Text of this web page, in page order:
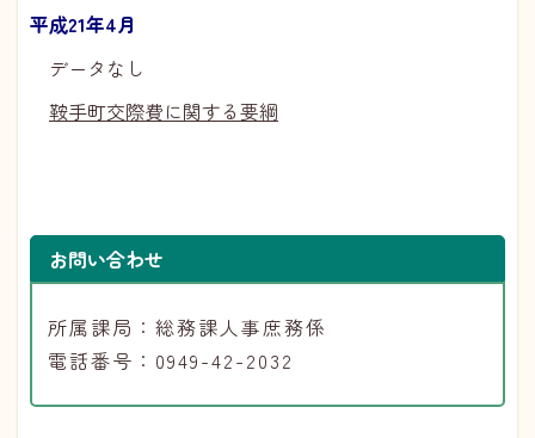
平成21年4月
データなし
鞍手町交際費に関する要綱
お問い合わせ
所属課局：総務課人事庶務係
電話番号：0949-42-2032